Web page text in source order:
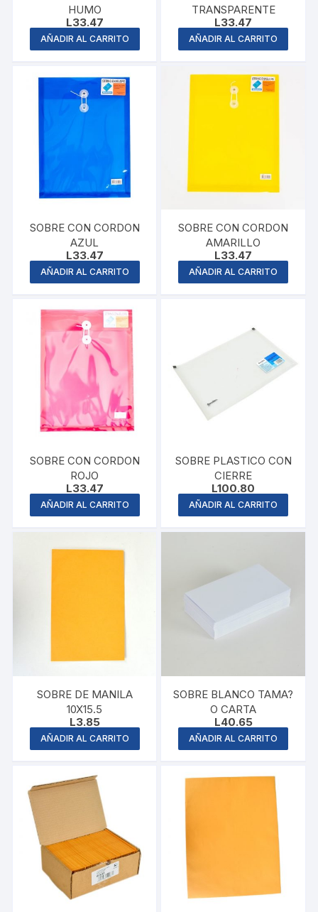
HUMO
L33.47
AÑADIR AL CARRITO
TRANSPARENTE
L33.47
AÑADIR AL CARRITO
SOBRE CON CORDON
AZUL
L33.47
AÑADIR AL CARRITO
SOBRE CON CORDON
AMARILLO
L33.47
AÑADIR AL CARRITO
SOBRE CON CORDON
ROJO
L33.47
AÑADIR AL CARRITO
SOBRE PLASTICO CON
CIERRE
L100.80
AÑADIR AL CARRITO
SOBRE DE MANILA
10X15.5
L3.85
AÑADIR AL CARRITO
SOBRE BLANCO TAMA?
O CARTA
L40.65
AÑADIR AL CARRITO